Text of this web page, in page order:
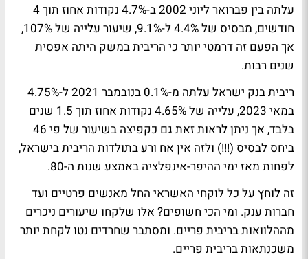
עלתה בין פברואר ליוני 2002 ב-4.7% נקודות אחוז תוך 4
חודשים, מבסיס של 4.4% ל-9.1%, שיעור עלייה של 107%,
אך הפעם זה דרמטי יותר כי הריבית במשק היתה אפסית
שנים רבות.
ריבית בנק ישראל עלתה מ-0.1% בנובמבר 2021 ל-4.75%
במאי 2023, עלייה של 4.65% נקודות אחוז תוך 1.5 שנים
בלבד, אך ניתן לראות זאת גם כקפיצה בשיעור של פי 46
ביחס לבסיס (!!!) ולזה אין אח ורע בתולדות הריבית בישראל,
לפחות מאז ימי ההיפר-אינפלציה באמצע שנות ה-80.
זה לוחץ על כל לוקחי האשראי החל מאנשים פרטיים ועד
חברות ענק. ומי הכי חשופים? אלו שלקחו שיעורים ניכרים
מההלוואות בריבית פריים. ומסתבר שחרדים נטו לקחת יותר
משכנתאות בריבית פריים.